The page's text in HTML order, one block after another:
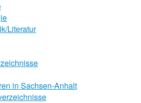
Literatur
in Sachsen-Anhalt